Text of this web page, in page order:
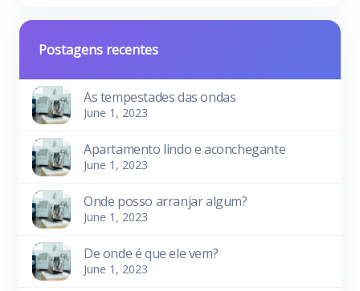
Postagens recentes
As tempestades das ondas
June 1, 2023
Apartamento lindo e aconchegante
June 1, 2023
Onde posso arranjar algum?
June 1, 2023
De onde é que ele vem?
June 1, 2023